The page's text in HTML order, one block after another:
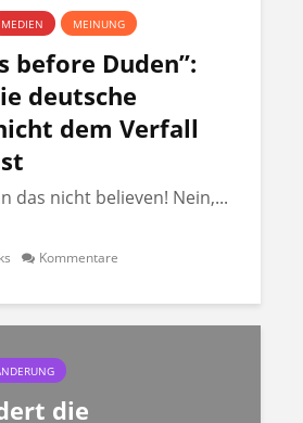
MEDIEN MEINUNG
before Duden”:
deutsche
dem Verfall
das nicht believen! Nein,...
Kommentare
die